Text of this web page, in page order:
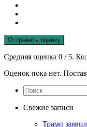
Отправить оценку
Средняя оценка 0 / 5.
Оценок пока нет.
Свежие записи
Трамп